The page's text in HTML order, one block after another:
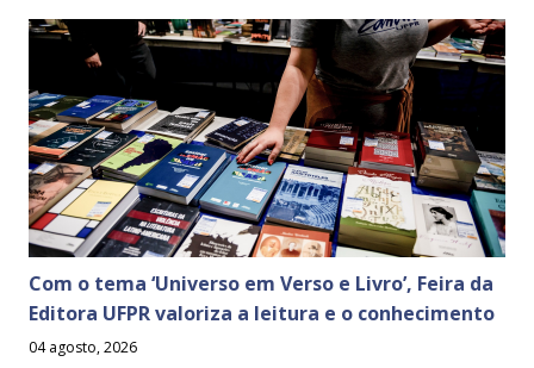
Com o tema ‘Universo em Verso e Livro’, Feira da
Editora UFPR valoriza a leitura e o conhecimento
04 agosto, 2026